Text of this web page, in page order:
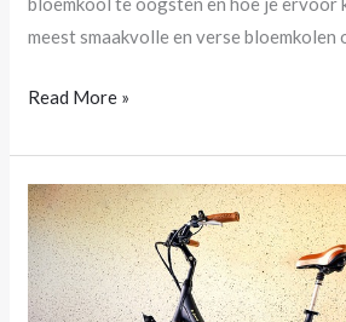
meest smaakvolle en verse bloemkolen
Read More »
Ben
jij
ook
zo